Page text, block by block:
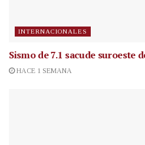
INTERNACIONALES
Sismo de 7.1 sacude suroeste
HACE 1 SEMANA